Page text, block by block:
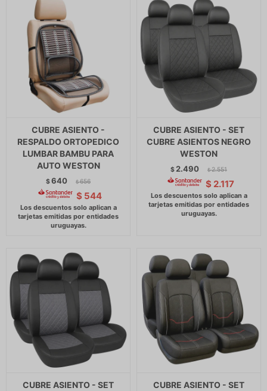
CUBRE ASIENTO -
RESPALDO ORTOPEDICO
LUMBAR BAMBU PARA
AUTO WESTON
$640 $ 656
$ 544
CUBRE ASIENTO - SET
CUBRE ASIENTOS NEGRO
WESTON
$ 2.490 $ 2.551
$ 2.117
CUBRE ASIENTO - SET
CUBRE ASIENTO - SET